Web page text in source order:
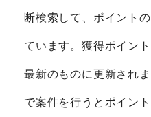
断検索して、ポイント
ています。獲得ポイン
最新のものに更新され
で案件を行うとポイン